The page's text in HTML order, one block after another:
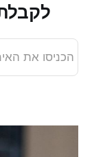
הכניסו את